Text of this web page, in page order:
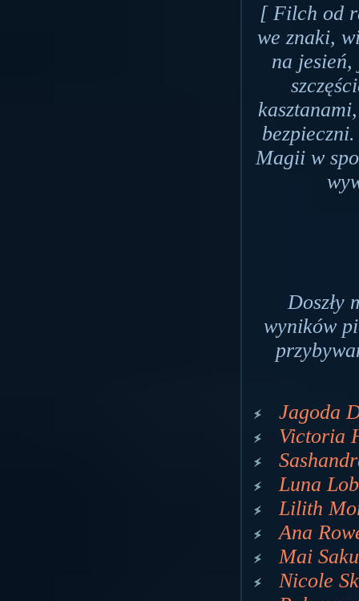
[ Filch od
we znaki,
na
Magii w
Doszły
wyników
Jagoda
Victoria
Luna
Lilith
Ana
Mai
Nicole